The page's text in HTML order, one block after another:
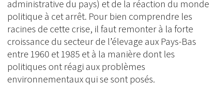
administrative du pays) et de la réaction du monde
politique à cet arrêt. Pour bien comprendre les
racines de cette crise, il faut remonter à la forte
croissance du secteur de l’élevage aux Pays-Bas
entre 1960 et 1985 et à la manière dont les
politiques ont réagi aux problèmes
environnementaux qui se sont posés.